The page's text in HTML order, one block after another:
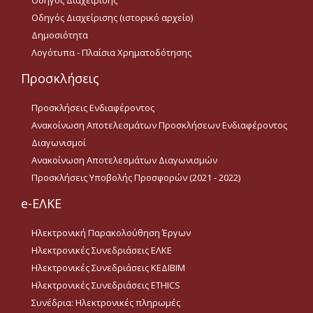
Ενδιαφέροντος
Ανακοίνωση
Αποτελεσμάτων
Ενδιαφέροντος
Ανακοίνωση
Αποτελεσμάτων
Διαγωνισμών
Προσκλήσεις Υποβολής
Προσφορών (2021 - 2022)
Ακαδ.Εμπειρία
Επικοινωνία
Ωράριο Λειτουργίας
Οδηγός Διαχείρισης (ιστορικό αρχείο)
Δημοσιότητα
Λογότυπα - Πλαίσια Χρηματοδότησης
Προσκλήσεις
Προσκλήσεις Ενδιαφέροντος
Ανακοίνωση Αποτελεσμάτων Προσκλήσεων Ενδιαφέροντος
Διαγωνισμοί
Ανακοίνωση Αποτελεσμάτων Διαγωνισμών
Προσκλήσεις Υποβολής Προσφορών (2021 - 2022)
e-ΕΛΚΕ
Ηλεκτρονική Παρακολούθηση Έργων
Ηλεκτρονικές Συνεδριάσεις ΕΛΚΕ
Ηλεκτρονικές Συνεδριάσεις ΚΕΔΙΒΙΜ
Ηλεκτρονικές Συνεδριάσεις ETHICS
Συνέδρια: Ηλεκτρονικές πληρωμές